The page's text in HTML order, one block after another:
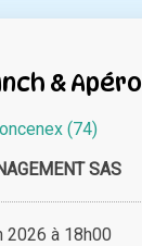
& Apéro
(74)
SAS
à 18h00